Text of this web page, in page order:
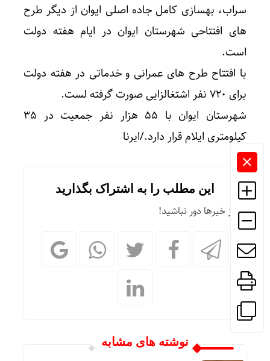
سراب، بهسازی کامل جاده اصلی ایوان از دیگر طرح
های افتتاحی شهرستان ایوان در ایام هفته دولت
است.
با افتتاح طرح های عمرانی و خدماتی در هفته دولت
برای ۷۲۰ نفر اشتغالزایی صورت گرفته لست.
شهرستان ایوان با ۵۵ هزار نفر جمعیت در ۳۵
کیلومتری ایلام قرار دارد./ایرنا
این مطلب را به اشتراک بگذارید
از خبرها دور نباشید!
نوشته های مشابه